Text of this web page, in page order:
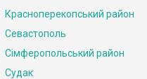
Красноперекопський район
Севастополь
Сімферопольський район
Судак